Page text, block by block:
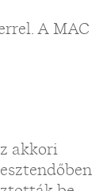
A MAC
akkori